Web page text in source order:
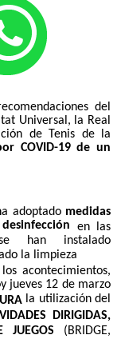
del
Universal, la Real
de Tenis de la
COVID-19 de un
adoptado medidas
en las
han instalado
la limpieza
acontecimientos,
jueves 12 de marzo
la utilización del
DIRIGIDAS,
JUEGOS (BRIDGE,